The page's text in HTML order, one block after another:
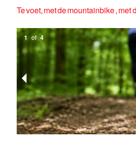
Te voet, met de mountainbike , met
1 of 4